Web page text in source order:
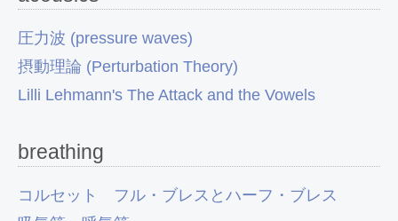
圧力波 (pressure waves)
摂動理論 (Perturbation Theory)
Lilli Lehmann's The Attack and the Vowels
breathing
コルセット
フル・ブレスとハーフ・ブレス